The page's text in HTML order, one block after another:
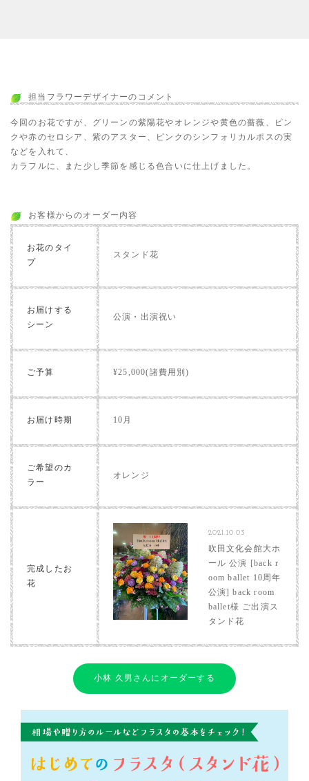
担当フラワーデザイナーのコメント
今回のお花ですが、グリーンの紫陽花やオレンジや黄色の薔薇、ピン
クや赤のセロシア、紫のアスター、ピンクのシンフォリカルポスの実
などを入れて、
カラフルに、また少し季節を感じる色合いに仕上げました。
お客様からのオーダー内容
お花のタイ
プ
スタンド花
お届けする
シーン
公演・出演祝い
ご予算 ¥25,000(諸費用別)
お届け時期 10月
ご希望のカ
ラー
オレンジ
完成したお
花
2021.10.03
吹田文化会館大ホ
ール 公演 [back r
oom ballet 10周年
公演] back room
ballet様 ご出演ス
タンド花
小林 久男さんにオーダーする